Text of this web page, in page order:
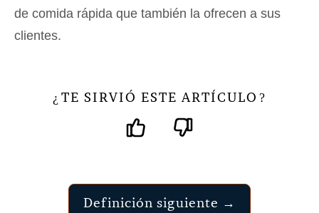
de comida rápida que también la ofrecen a sus
clientes.
¿ TE SIRVIÓ ESTE ARTÍCULO ?
Definición siguiente →